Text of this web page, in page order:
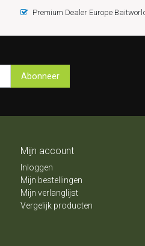
Premium Dealer Europe
Abonneer
Mijn account
Inloggen
Mijn bestellingen
Mijn verlanglijst
Vergelijk producten